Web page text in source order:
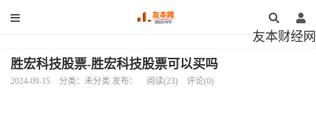
友本财经网
胜宏科技股票-胜宏科技股票可以买吗
2024-09-15 分类：未分类 发布： 阅读(23) 评论(0)